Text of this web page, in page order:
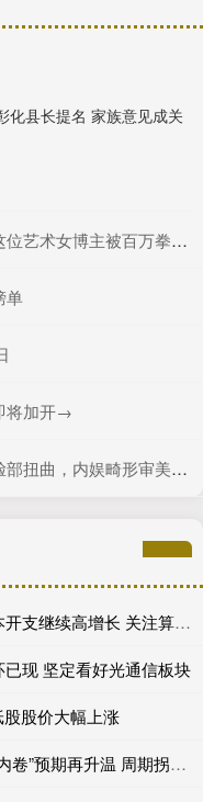
化县长提名 家族意见成关
主被百万拳迷称为UFC传奇？
单
将加开→
娱畸形审美什么时候是个头
鸿岳资本 中信建投：北美云厂商资本开支继续高增长 关注算力超跌与高股息标的
现 坚定看好光通信板块
股价大幅上涨
杜德配资 多晶硅期货全线涨停！“反内卷”预期再升温 周期拐点来了？